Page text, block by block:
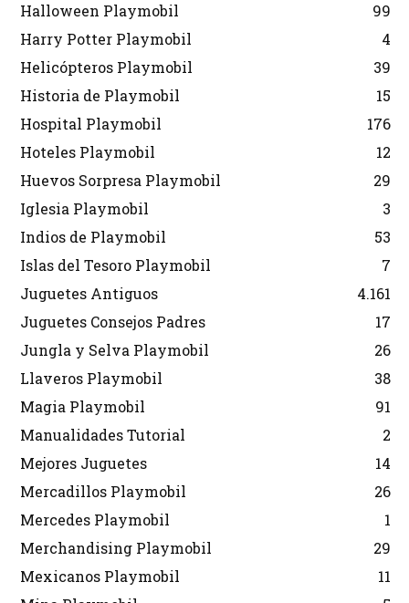
Halloween Playmobil
99
Harry Potter Playmobil
4
Helicópteros Playmobil
39
Historia de Playmobil
15
Hospital Playmobil
176
Hoteles Playmobil
12
Huevos Sorpresa Playmobil
29
Iglesia Playmobil
3
Indios de Playmobil
53
Islas del Tesoro Playmobil
7
Juguetes Antiguos
4.161
Juguetes Consejos Padres
17
Jungla y Selva Playmobil
26
Llaveros Playmobil
38
Magia Playmobil
91
Manualidades Tutorial
2
Mejores Juguetes
14
Mercadillos Playmobil
26
Mercedes Playmobil
1
Merchandising Playmobil
29
Mexicanos Playmobil
11